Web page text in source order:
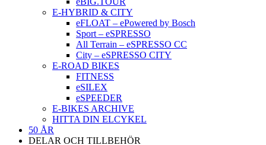
E-HYBRID & CITY
eFLOAT – ePowered by Bosch
Sport – eSPRESSO
All Terrain – eSPRESSO CC
City – eSPRESSO CITY
E-ROAD BIKES
FITNESS
eSILEX
eSPEEDER
E-BIKES ARCHIVE
HITTA DIN ELCYKEL
50 ÅR
DELAR OCH TILLBEHÖR